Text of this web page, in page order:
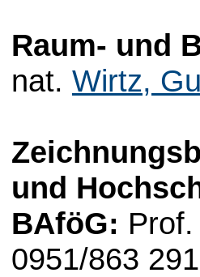
Raum- und
nat. Wirtz,
und
BAföG:
0951/863